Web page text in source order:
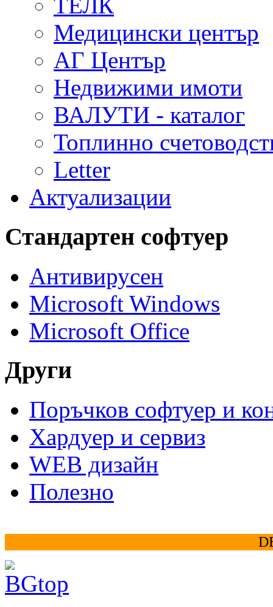
ТЕЛК
Медицински център
АГ Център
Недвижими имоти
ВАЛУТИ - каталог
Топлинно
Letter
Актуализации
Стандартен софтуер
Антивирусен
Microsoft Windows
Microsoft Office
Други
Поръчков софтуер и
Хардуер и сервиз
WEB дизайн
Полезно